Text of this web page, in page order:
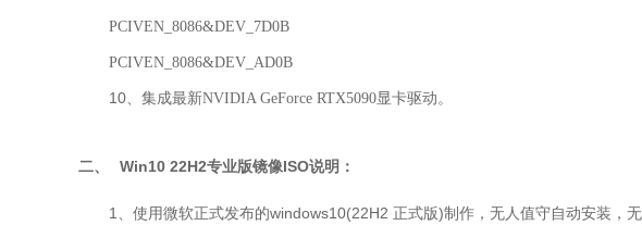
PCIVEN_8086&DEV_7D0B
PCIVEN_8086&DEV_AD0B
10、集成最新NVIDIA GeForce RTX5090显卡驱动。
二、 Win10 22H2专业版镜像ISO说明：
1、使用微软正式发布的windows10(22H2 正式版)制作，无人值守自动安装，无